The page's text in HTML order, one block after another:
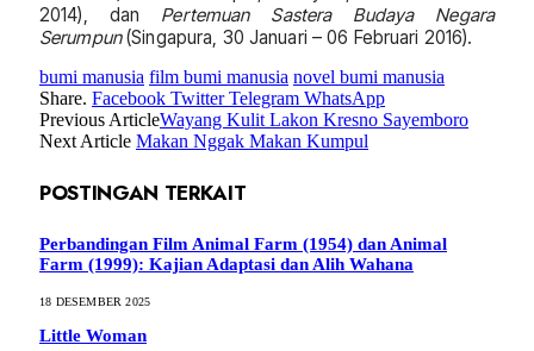
2014), dan Pertemuan Sastera Budaya Negara
Serumpun(Singapura, 30 Januari – 06 Februari 2016).
bumi manusia film bumi manusia novel bumi manusia
Share. Facebook Twitter Telegram WhatsApp
Previous ArticleWayang Kulit Lakon Kresno Sayemboro
Next Article Makan Nggak Makan Kumpul
POSTINGAN TERKAIT
Perbandingan Film Animal Farm (1954) dan Animal
Farm (1999): Kajian Adaptasi dan Alih Wahana
18 DESEMBER 2025
Little Woman